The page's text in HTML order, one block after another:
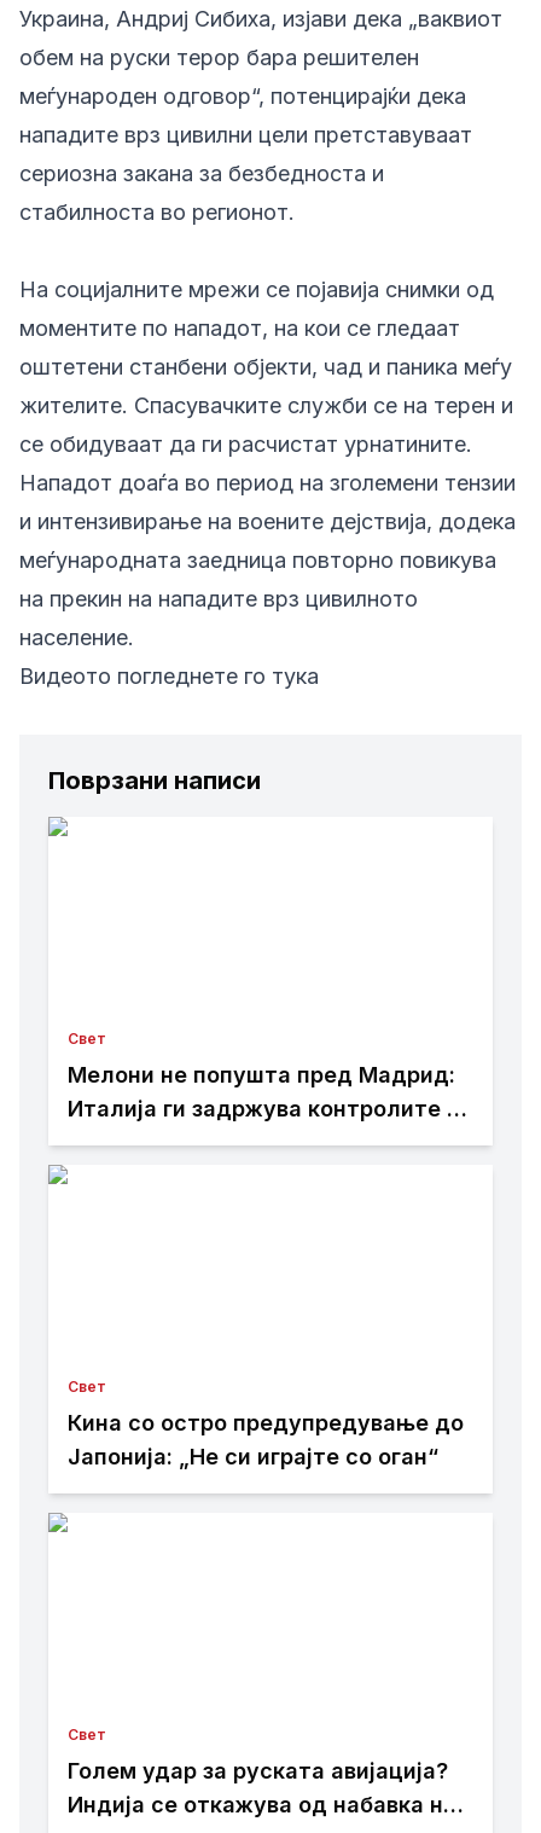
Украина, Андриј Сибиха, изјави дека „ваквиот
обем на руски терор бара решителен
меѓународен одговор“, потенцирајќи дека
нападите врз цивилни цели претставуваат
сериозна закана за безбедноста и
стабилноста во регионот.
На социјалните мрежи се појавија снимки од
моментите по нападот, на кои се гледаат
оштетени станбени објекти, чад и паника меѓу
жителите. Спасувачките служби се на терен и
се обидуваат да ги расчистат урнатините.
Нападот доаѓа во период на зголемени тензии
и интензивирање на воените дејствија, додека
меѓународната заедница повторно повикува
на прекин на нападите врз цивилното
население.
Видеото погледнете го тука
Поврзани написи
Свет
Мелони не попушта пред Мадрид:
Италија ги задржува контролите со
Шпанија
Свет
Кина со остро предупредување до
Јапонија: „Не си играјте со оган“
Свет
Голем удар за руската авијација?
Индија се откажува од набавка на